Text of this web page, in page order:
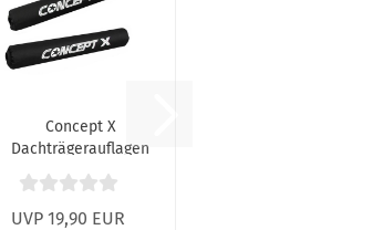
Concept X
Dachträgerauflagen
UVP 19,90 EUR